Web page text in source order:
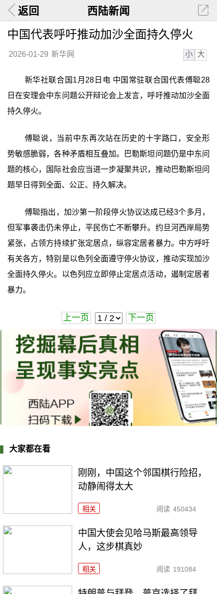
返回 西陆新闻
中国代表呼吁推动加沙全面持久停火
2026-01-29 新华网 小 大
新华社联合国1月28日电 中国常驻联合国代表傅聪28
日在安理会中东问题公开辩论会上发言，呼吁推动加沙全面
持久停火。
傅聪说，当前中东再次站在历史的十字路口，安全形
势敏感脆弱，各种矛盾相互叠加。巴勒斯坦问题仍是中东问
题的核心，国际社会应当进一步凝聚共识，推动巴勒斯坦问
题早日得到全面、公正、持久解决。
傅聪指出，加沙第一阶段停火协议达成已经3个多月，
但军事袭击仍未停止，平民伤亡不断攀升。约旦河西岸局势
紧张，占领方持续扩张定居点，纵容定居者暴力。中方呼吁
有关各方，特别是以色列全面遵守停火协议，推动实现加沙
全面持久停火。以色列应立即停止定居点活动，遏制定居者
暴力。
上一页 下一页
大家都在看
刚刚，中国这个邻国棋行险招，
动静闹得太大
相关 阅读 450434
中国大使会见哈马斯最高领导
人，这步棋真妙
相关 阅读 191084